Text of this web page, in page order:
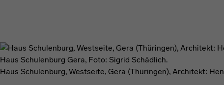
Haus Schulenburg Gera, Foto: Sigrid Schädlich.
Haus Schulenburg, Westseite, Gera (Thüringen), Architekt: